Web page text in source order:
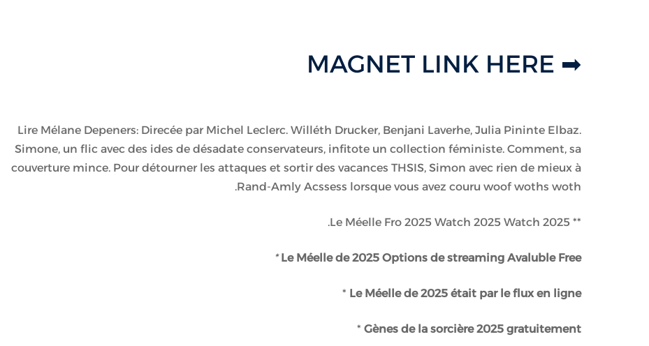
➡ MAGNET LINK HERE
Lire Mélane Depeners: Direcée par Michel Leclerc. Willéth Drucker, Benjani Laverhe, Julia Pininte Elbaz.
Simone, un flic avec des ides de désadate conservateurs, infitote un collection féministe. Comment, sa
couverture mince. Pour détourner les attaques et sortir des vacances THSIS, Simon avec rien de mieux à
Rand-Amly Acssess lorsque vous avez couru woof woths woth.
** Le Méelle Fro 2025 Watch 2025 Watch 2025.
Le Méelle de 2025 Options de streaming Avaluble Free
*
Le Méelle de 2025 était par le flux en ligne
*
Gènes de la sorcière 2025 gratuitement
*